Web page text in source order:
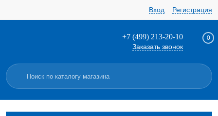
Вход Регистрация
+7 (499) 213-20-10
Заказать звонок
0